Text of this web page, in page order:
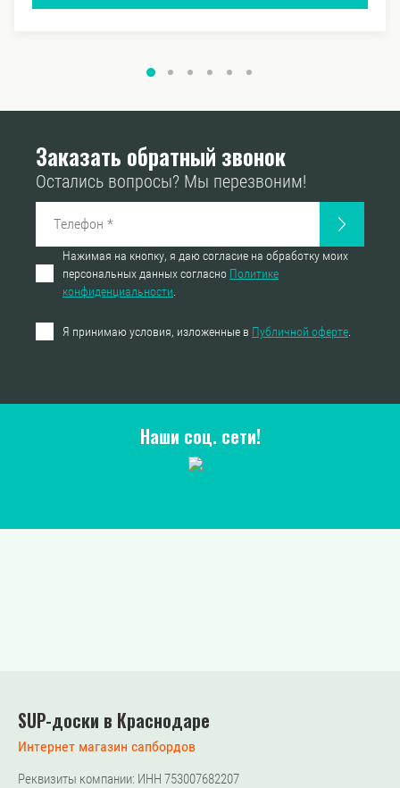
Заказать обратный звонок
Остались вопросы? Мы перезвоним!
Нажимая на кнопку, я даю согласие на обработку моих
персональных данных согласно Политике
конфиденциальности
Я принимаю условия, изложенные в Публичной оферте
Наши соц. сети!
SUP-доски в Краснодаре
Интернет магазин сапбордов
Реквизиты компании: ИНН 753007682207